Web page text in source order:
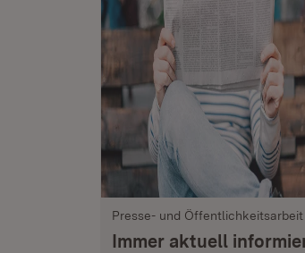
Presse- und Öffentlichkeitsarbeit
Immer aktuell